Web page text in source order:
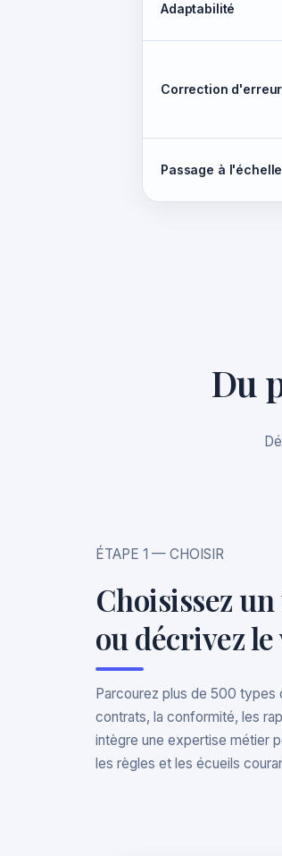
Adaptabilité
Correction
Passage à l'échelle
Du
ÉTAPE 1 — CHOISIR
Choisissez
ou décrivez
Parcourez plus de 500
contrats, la conformité, les
intègre une expertise métier
les règles et les écueils